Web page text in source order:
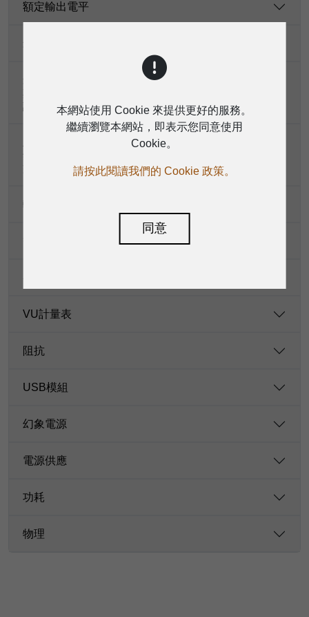
額定輸出電平
最大輸出電平
最大電壓增益（等化器和PAN/BAL旋鈕置爲0 dB，
其他所有旋鈕或推桿置为最大，效果器靜音，1 kHz
訊號，阻抗=600 Ω）
主混音噪音（20 Hz-20 kHz頻寬，主輸出（所有旋
鈕/推桿置为0 dB，22 Hz-22 kHz濾波器，單位增
輸入高通濾波器
VU計量表
阻抗
USB模組
幻象電源
電源供應
功耗
物理
本網站使用 Cookie 來提供更好的服務。
繼續瀏覽本網站，即表示您同意使用
Cookie。
請按此閱讀我們的 Cookie 政策。
同意